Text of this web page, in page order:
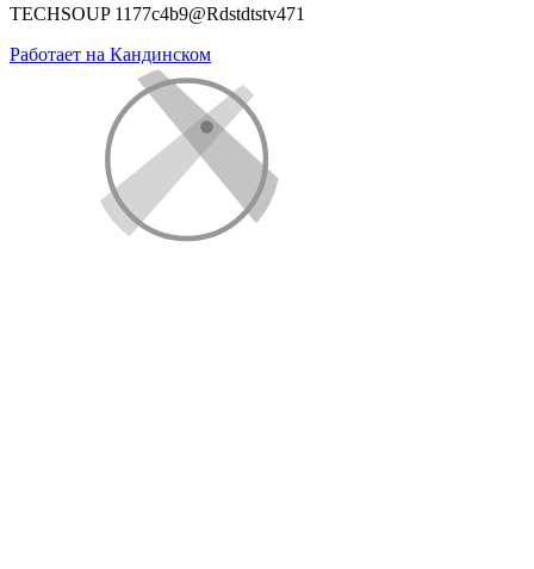
TECHSOUP 1177c4b9@Rdstdtstv471
Работает на Кандинском